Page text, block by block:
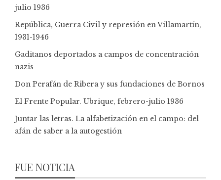
julio 1936
República, Guerra Civil y represión en Villamartín,
1931-1946
Gaditanos deportados a campos de concentración
nazis
Don Perafán de Ribera y sus fundaciones de Bornos
El Frente Popular. Ubrique, febrero-julio 1936
Juntar las letras. La alfabetización en el campo: del
afán de saber a la autogestión
FUE NOTICIA